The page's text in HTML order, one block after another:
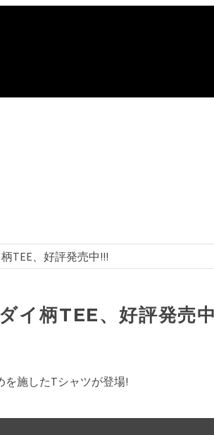
TEE、好評発売中!!!
イ柄TEE、好評発売
を施したTシャツが登場!